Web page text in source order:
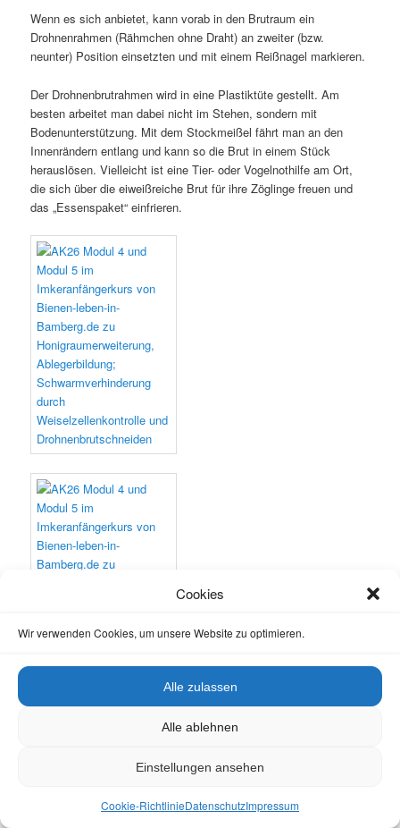
Cookies
Wir verwenden Cookies, um unsere Website zu optimieren.
Alle zulassen
Alle ablehnen
Einstellungen ansehen
Cookie-RichtlinieDatenschutzImpressum
Wenn es sich anbietet, kann vorab in den Brutraum ein
Drohnenrahmen (Rähmchen ohne Draht) an zweiter (bzw.
neunter) Position einsetzten und mit einem Reißnagel markieren.
Der Drohnenbrutrahmen wird in eine Plastiktüte gestellt. Am
besten arbeitet man dabei nicht im Stehen, sondern mit
Bodenunterstützung. Mit dem Stockmeißel fährt man an den
Innenrändern entlang und kann so die Brut in einem Stück
herauslösen. Vielleicht ist eine Tier- oder Vogelnothilfe am Ort,
die sich über die eiweißreiche Brut für ihre Zöglinge freuen und
das „Essenspaket“ einfrieren.